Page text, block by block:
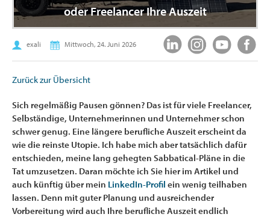
oder Freelancer Ihre Auszeit
exali Mittwoch, 24. Juni 2026
Zurück zur Übersicht
Sich regelmäßig Pausen gönnen? Das ist für viele Freelancer,
Selbständige, Unternehmerinnen und Unternehmer schon
schwer genug. Eine längere berufliche Auszeit erscheint da
wie die reinste Utopie. Ich habe mich aber tatsächlich dafür
entschieden, meine lang gehegten Sabbatical-Pläne in die
Tat umzusetzen. Daran möchte ich Sie hier im Artikel und
auch künftig über mein LinkedIn-Profil ein wenig teilhaben
lassen. Denn mit guter Planung und ausreichender
Vorbereitung wird auch Ihre berufliche Auszeit endlich